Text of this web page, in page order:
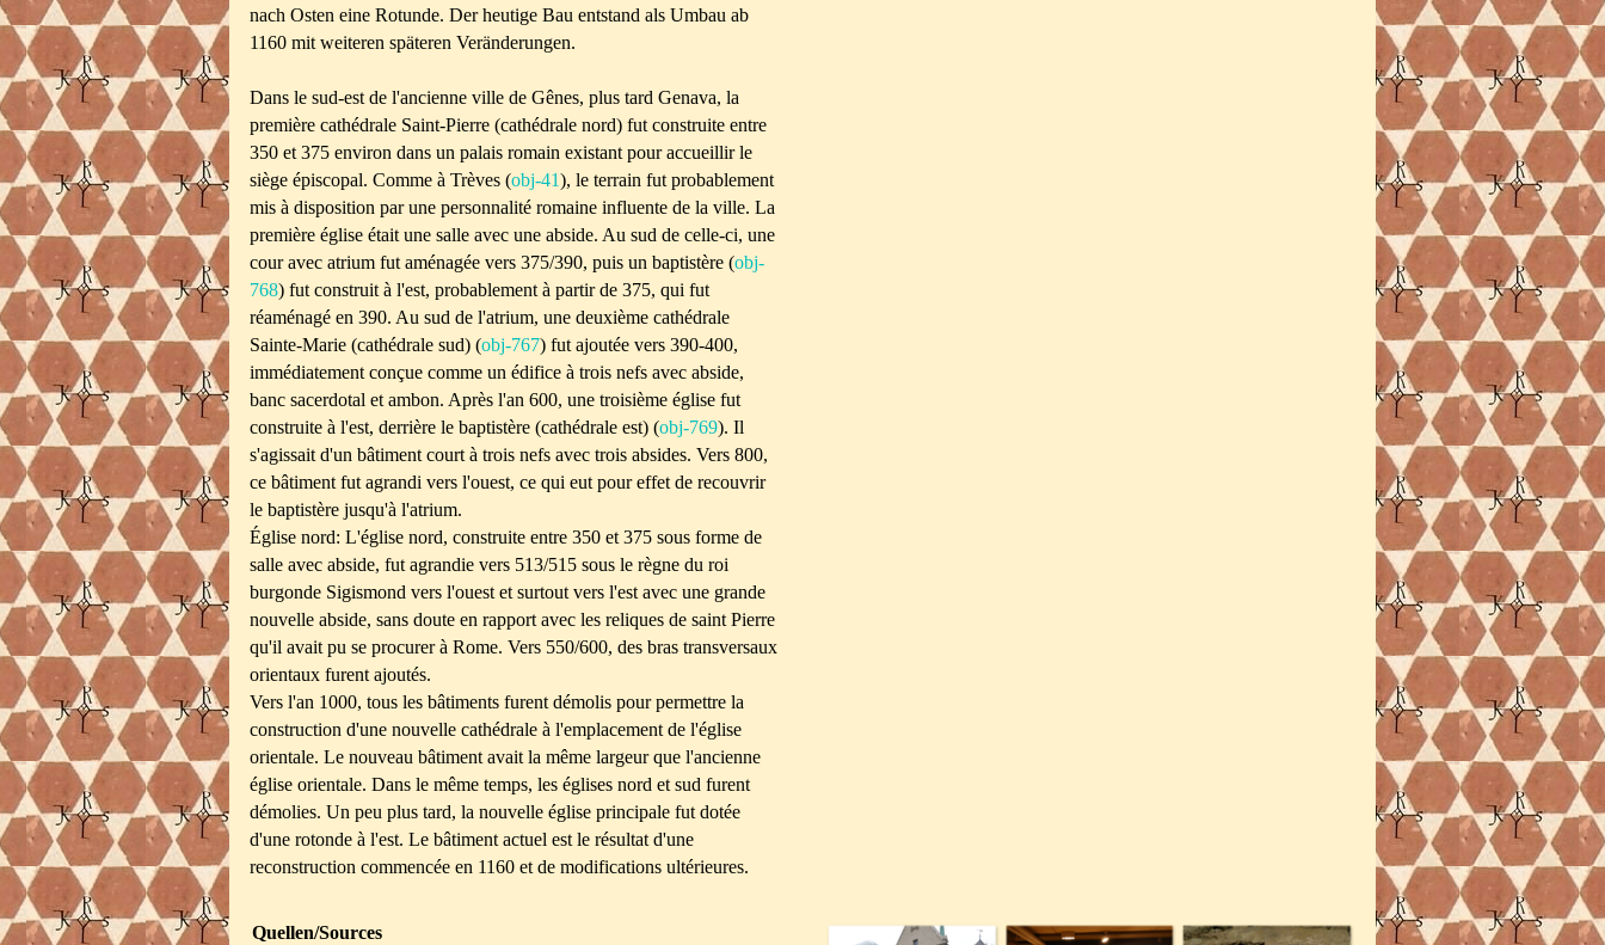
nach Osten eine Rotunde. Der heutige Bau entstand als Umbau ab
1160 mit weiteren späteren Veränderungen.
Dans le sud-est de l'ancienne ville de Gênes, plus tard Genava, la
première cathédrale Saint-Pierre (cathédrale nord) fut construite entre
350 et 375 environ dans un palais romain existant pour accueillir le
siège épiscopal. Comme à Trèves (obj-41), le terrain fut probablement
mis à disposition par une personnalité romaine influente de la ville. La
première église était une salle avec une abside. Au sud de celle-ci, une
cour avec atrium fut aménagée vers 375/390, puis un baptistère (obj-
768) fut construit à l'est, probablement à partir de 375, qui fut
réaménagé en 390. Au sud de l'atrium, une deuxième cathédrale
Sainte-Marie (cathédrale sud) (obj-767) fut ajoutée vers 390-400,
immédiatement conçue comme un édifice à trois nefs avec abside,
banc sacerdotal et ambon. Après l'an 600, une troisième église fut
construite à l'est, derrière le baptistère (cathédrale est) (obj-769). Il
s'agissait d'un bâtiment court à trois nefs avec trois absides. Vers 800,
ce bâtiment fut agrandi vers l'ouest, ce qui eut pour effet de recouvrir
le baptistère jusqu'à l'atrium.
Église nord: L'église nord, construite entre 350 et 375 sous forme de
salle avec abside, fut agrandie vers 513/515 sous le règne du roi
burgonde Sigismond vers l'ouest et surtout vers l'est avec une grande
nouvelle abside, sans doute en rapport avec les reliques de saint Pierre
qu'il avait pu se procurer à Rome. Vers 550/600, des bras transversaux
orientaux furent ajoutés.
Vers l'an 1000, tous les bâtiments furent démolis pour permettre la
construction d'une nouvelle cathédrale à l'emplacement de l'église
orientale. Le nouveau bâtiment avait la même largeur que l'ancienne
église orientale. Dans le même temps, les églises nord et sud furent
démolies. Un peu plus tard, la nouvelle église principale fut dotée
d'une rotonde à l'est. Le bâtiment actuel est le résultat d'une
reconstruction commencée en 1160 et de modifications ultérieures.
Quellen/Sources